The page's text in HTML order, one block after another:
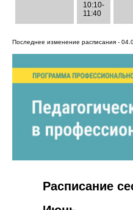
10:10-
11:40
Последнее изменение расписания -
Расписание